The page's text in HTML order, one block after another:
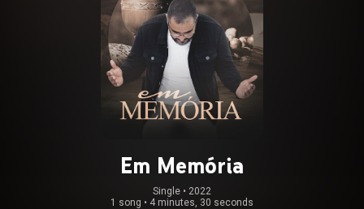
Em Memória
Single • 2022
1 song • 4 minutes, 30 seconds